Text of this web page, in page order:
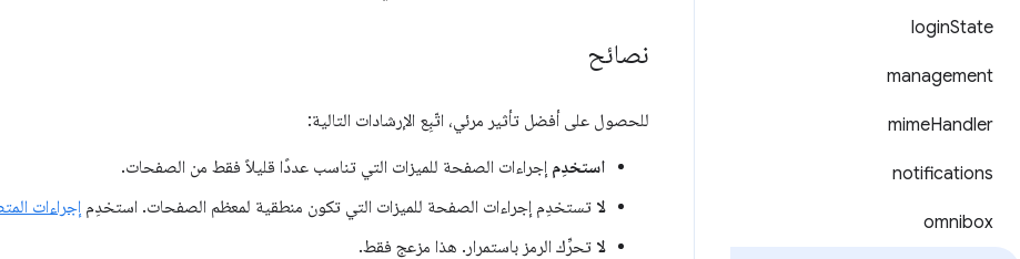
loginState
management
mimeHandler
notifications
omnibox
نصائح
للحصول على أفضل تأثير مرئي، اتّبِع الإرشادات التالية:
استخدِم إجراءات الصفحة للميزات التي تناسب عددًا قليلاً فقط من الصفحات.
لا تستخدِم إجراءات الصفحة للميزات التي تكون منطقية لمعظم الصفحات. استخدِم إجراءات
لا تحرِّك الرمز باستمرار. هذا مزعج فقط.